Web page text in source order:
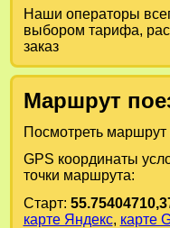
Наши операторы
выбором тарифа,
заказ
Маршрут
Посмотреть маршрут
GPS координаты
точки маршрута:
Старт:
карте Яндекс, карте